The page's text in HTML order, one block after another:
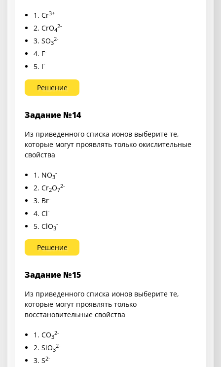
1. Cr3+
2. CrO4
2-
3. SO3
2-
4. F-
5. I-
Решение
Задание №14
Из приведенного списка ионов выберите те,
которые могут проявлять только окислительные
свойства
1. NO3
-
2. Cr2O7
2-
3. Br-
4. Cl-
5. ClO3
-
Решение
Задание №15
Из приведенного списка ионов выберите те,
которые могут проявлять только
восстановительные свойства
1. CO3
2-
2. SiO3
2-
3. S2-